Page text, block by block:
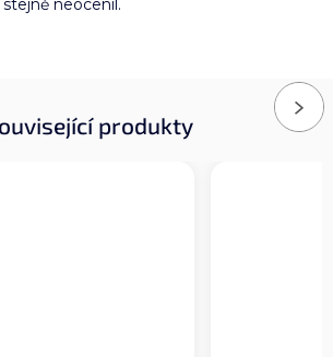
produkty
Next